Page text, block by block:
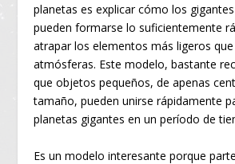
planetas es explicar cómo los
pueden formarse lo suficientemente
atrapar los elementos más ligeros
atmósferas. Este modelo, bastante
que objetos pequeños, de apenas
tamaño, pueden unirse rápidamente
planetas gigantes en un período de
Es un modelo interesante porque